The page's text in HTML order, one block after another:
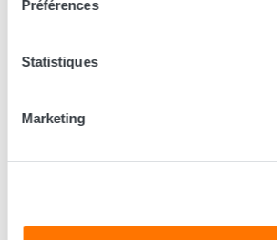
Préférences
Statistiques
Marketing
Trouver le magasin le plus proche
Découvrir les coulisses